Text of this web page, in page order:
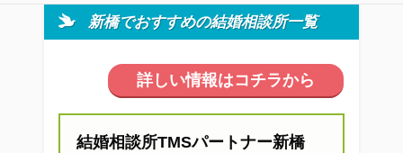
新橋でおすすめの結婚相談所一覧
詳しい情報はコチラから
結婚相談所TMSパートナー新橋